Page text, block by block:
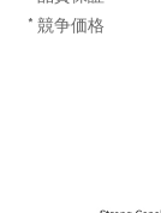
* 競争価格